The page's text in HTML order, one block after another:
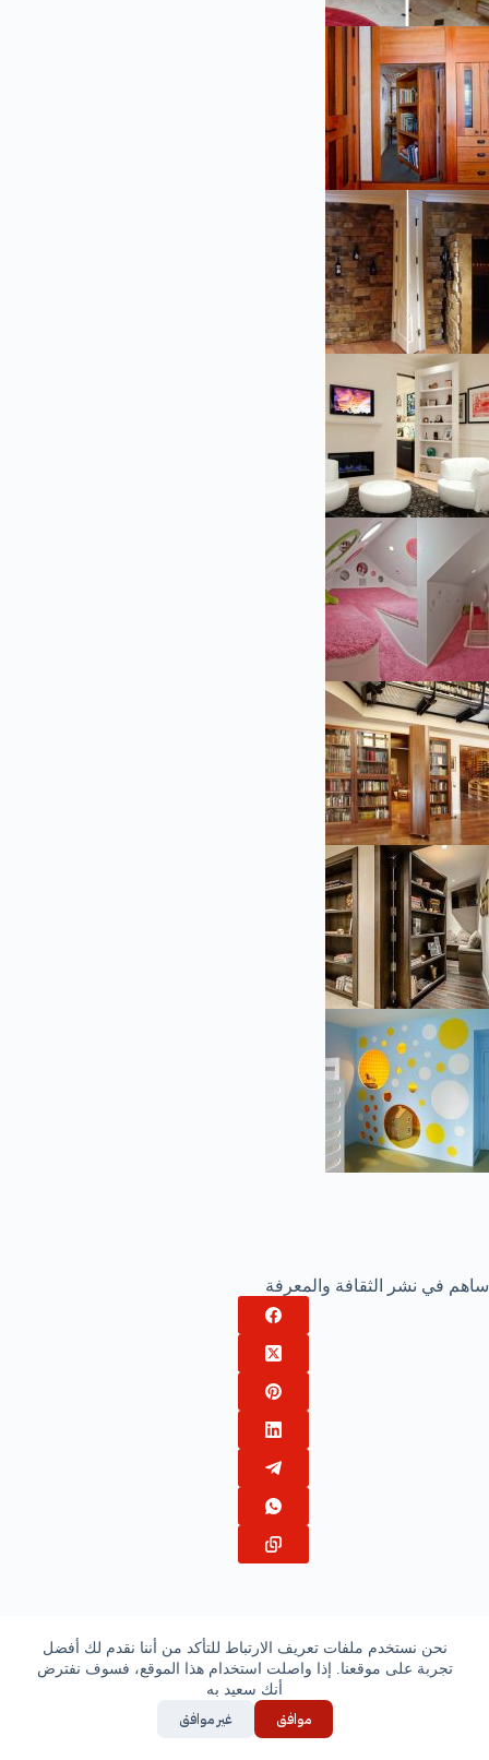
نحن نستخدم ملفات تعريف الارتباط للتأكد من أننا نقدم لك أفضل
تجربة على موقعنا. إذا واصلت استخدام هذا الموقع، فسوف نفترض
أنك سعيد به
موافق غير موافق
ساهم في نشر الثقافة والمعرفة
الالسابقة ال التالية
اترك ردّاً
مسجل الدخول لتضيف تعليقاً.